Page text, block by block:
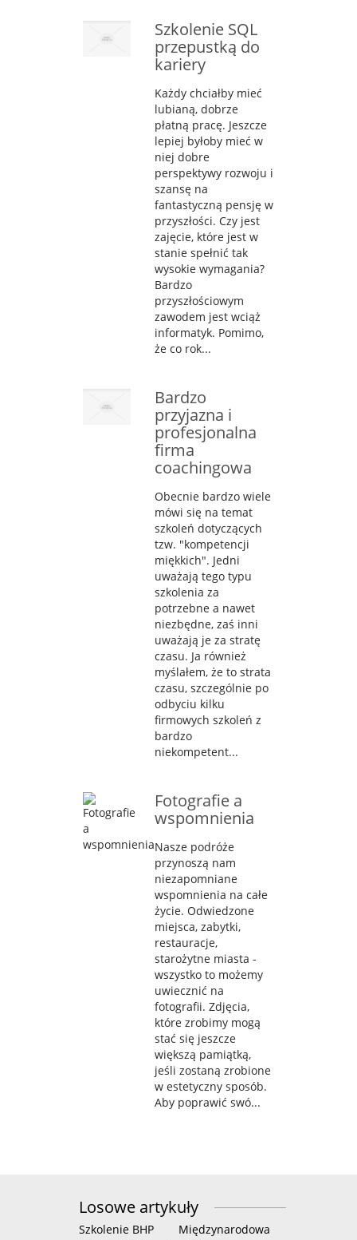
Szkolenie SQL
przepustką do
kariery
Każdy chciałby mieć
lubianą, dobrze
płatną pracę. Jeszcze
lepiej byłoby mieć w
niej dobre
perspektywy rozwoju i
szansę na
fantastyczną pensję w
przyszłości. Czy jest
zajęcie, które jest w
stanie spełnić tak
wysokie wymagania?
Bardzo
przyszłościowym
zawodem jest wciąż
informatyk. Pomimo,
że co rok...
Bardzo
przyjazna i
profesjonalna
firma
coachingowa
Obecnie bardzo wiele
mówi się na temat
szkoleń dotyczących
tzw. "kompetencji
miękkich". Jedni
uważają tego typu
szkolenia za
potrzebne a nawet
niezbędne, zaś inni
uważają je za stratę
czasu. Ja również
myślałem, że to strata
czasu, szczególnie po
odbyciu kilku
firmowych szkoleń z
bardzo
niekompetent...
Fotografie a
wspomnienia
Nasze podróże
przynoszą nam
niezapomniane
wspomnienia na całe
życie. Odwiedzone
miejsca, zabytki,
restauracje,
starożytne miasta -
wszystko to możemy
uwiecznić na
fotografii. Zdjęcia,
które zrobimy mogą
stać się jeszcze
większą pamiątką,
jeśli zostaną zrobione
w estetyczny sposób.
Aby poprawić swó...
Losowe artykuły
Szkolenie BHP
Międzynarodowa